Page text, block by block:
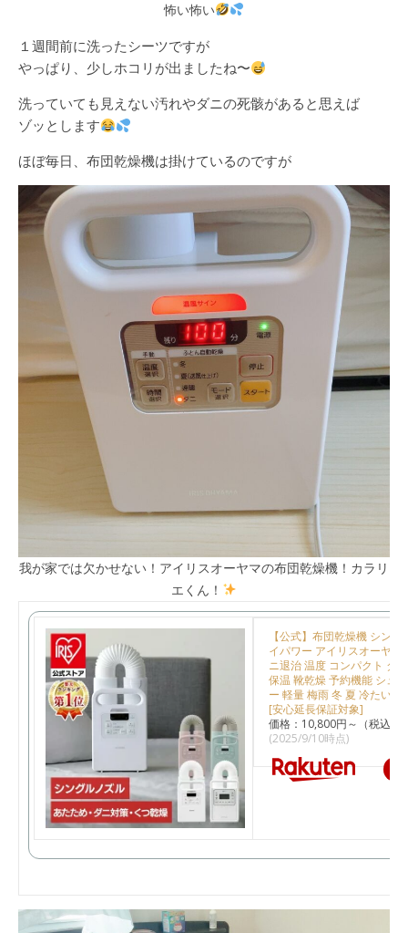
怖い怖い
１週間前に洗ったシーツですが
やっぱり、少しホコリが出ましたね〜
洗っていても見えない汚れやダニの死骸があると思えば
ゾッとします
ほぼ毎日、布団乾燥機は掛けているのですが
我が家では欠かせない！アイリスオーヤマの布団乾燥機！カラリ
エくん！
【公式】布団乾燥機 シング
イパワー アイリスオーヤマ
ニ退治 温度 コンパクト ダ
保温 靴乾燥 予約機能 シュ
ー 軽量 梅雨 冬 夏 冷たい
[安心延長保証対象]
価格：10,800円～（税込、
(2025/9/10時点)